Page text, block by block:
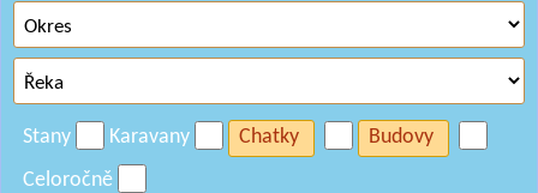
Stany Karavany Chatky
Budovy
Celoročně